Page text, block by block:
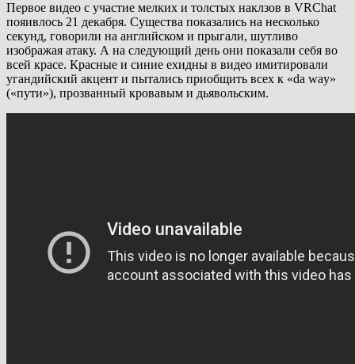
Первое видео с участие мелких и толстых наклзов в VRChat
пояивлось 21 декабря. Существа показались на несколько
секунд, говорили на английском и прыгали, шутливо
изображая атаку. А на следующий день они показали себя во
всей красе. Красные и синие ехидны в видео имитировали
угандийский акцент и пытались приобщить всех к «da way»
(«пути»), прозванный кровавым и дьявольским.